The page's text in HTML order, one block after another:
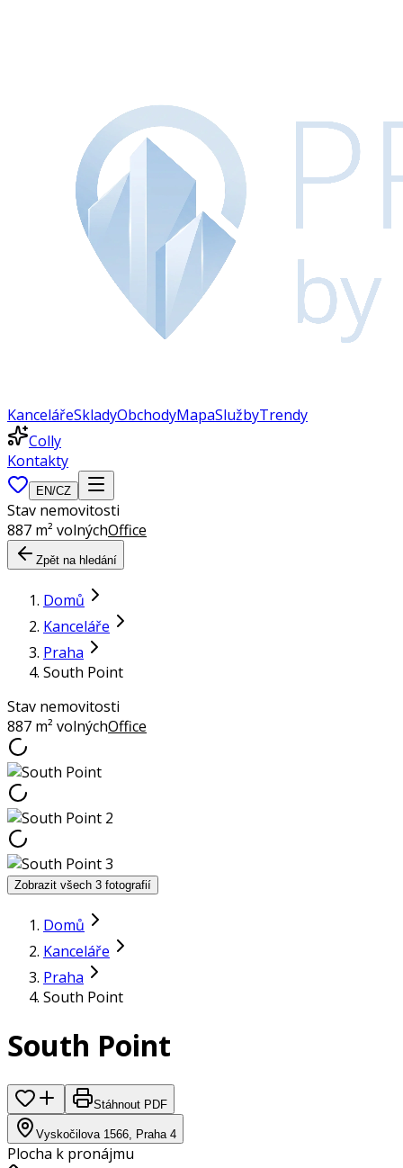
KancelářeSkladyObchodyMapaSlužbyTrendy
Colly
Kontakty
EN/CZ
Stav nemovitosti
887 m² volnýchOffice
Zpět na hledání
Domů
Kanceláře
Praha
South Point
Stav nemovitosti
887 m² volnýchOffice
Zobrazit všech 3 fotografií
Domů
Kanceláře
Praha
South Point
South Point
Stáhnout PDF
Vyskočilova 1566, Praha 4
Plocha k pronájmu